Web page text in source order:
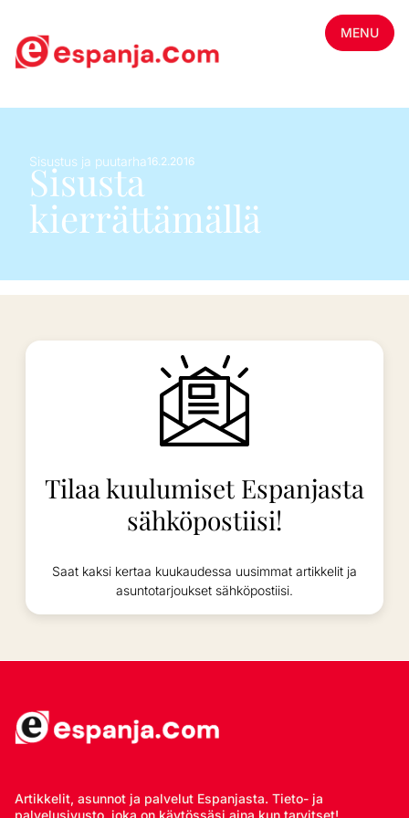
MENU
Sisustus ja puutarha16.2.2016
Sisusta
kierrättämällä
Tilaa kuulumiset Espanjasta
sähköpostiisi!
Saat kaksi kertaa kuukaudessa uusimmat artikkelit ja
asuntotarjoukset sähköpostiisi.
Artikkelit, asunnot ja palvelut Espanjasta. Tieto- ja
palvelusivusto, joka on käytössäsi aina kun tarvitset!